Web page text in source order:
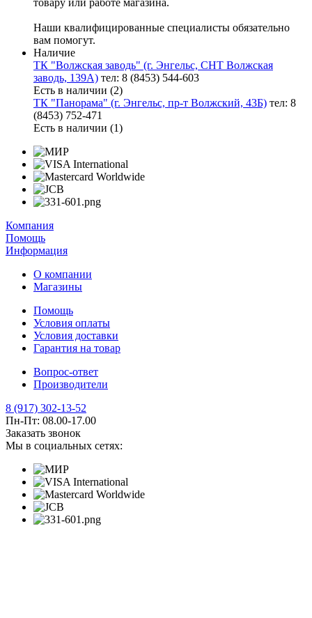
товару или работе магазина.
Наши квалифицированные специалисты обязательно
вам помогут.
Наличие
ТК "Волжская заводь" (г. Энгельс, СНТ Волжская
заводь, 139А) тел: 8 (8453) 544-603
Есть в наличии (2)
ТК "Панорама" (г. Энгельс, пр-т Волжский, 43Б) тел: 8
(8453) 752-471
Есть в наличии (1)
Компания
Помощь
Информация
О компании
Магазины
Помощь
Условия оплаты
Условия доставки
Гарантия на товар
Вопрос-ответ
Производители
8 (917) 302-13-52
Пн-Пт: 08.00-17.00
Заказать звонок
Мы в социальных сетях: